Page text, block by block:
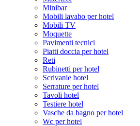
Minibar
Mobili lavabo per hotel
Mobili TV
Moquette
Pavimenti tecnici
Piatti doccia per hotel
Reti
Rubinetti per hotel
Scrivanie hotel
Serrature per hotel
Tavoli hotel
Testiere hotel
Vasche da bagno per hotel
Wc per hotel